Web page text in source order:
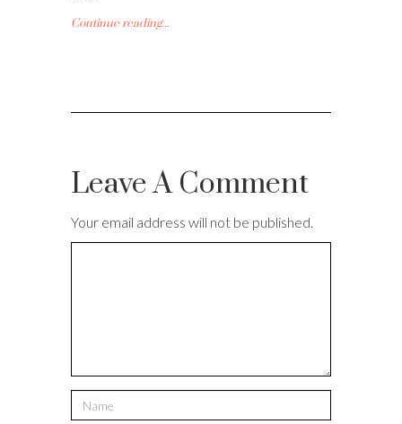
Continue reading...
Leave A Comment
Your email address will not be published.